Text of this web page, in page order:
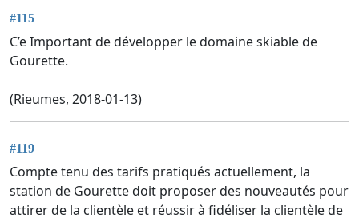
#115
C’e Important de développer le domaine skiable de
Gourette.
(Rieumes, 2018-01-13)
#119
Compte tenu des tarifs pratiqués actuellement, la
station de Gourette doit proposer des nouveautés pour
attirer de la clientèle et réussir à fidéliser la clientèle de